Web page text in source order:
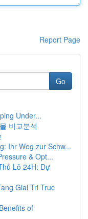
Report Page
Go
Under...
비교분석
Ihr Weg zur Schw...
& Opt...
Lô 24H: Dự
Giai Tri Truc
of